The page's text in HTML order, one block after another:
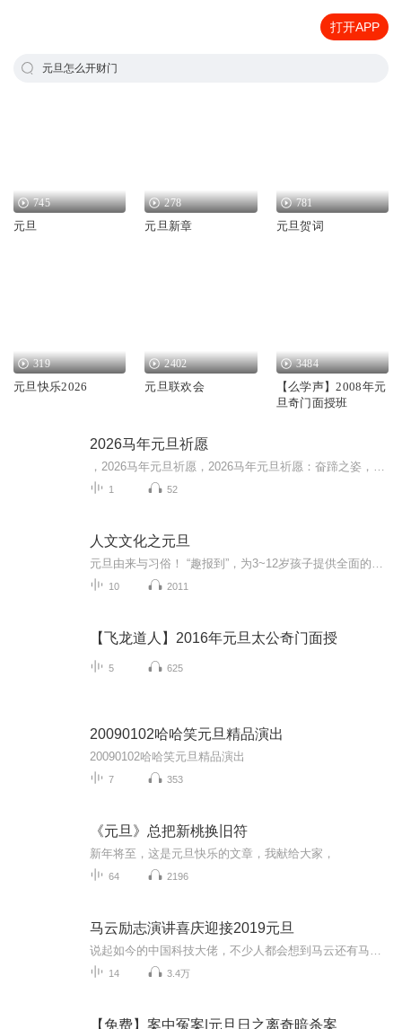
打开APP
元旦怎么开财门
745
元旦
278
元旦新章
781
元旦贺词
319
元旦快乐2026
2402
元旦联欢会
3484
【么学声】2008年元
旦奇门面授班
2026马年元旦祈愿
1 52
人文文化之元旦
10 2011
【飞龙道人】2016年元旦太公奇门面授
5 625
20090102哈哈笑元旦精品演出
20090102哈哈笑元旦精品演出
7 353
《元旦》总把新桃换旧符
新年将至，这是元旦快乐的文章，我献给大家，
64 2196
马云励志演讲喜庆迎接2019元旦
14 3.4万
【免费】案中冤案|元旦日之离奇暗杀案